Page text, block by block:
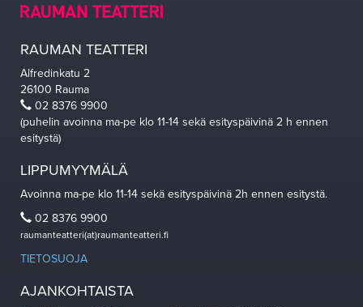
RAUMAN TEATTERI
Alfredinkatu 2
26100 Rauma
02 8376 9900
(puhelin avoinna ma-pe klo 11-14 sekä esityspäivinä 2 h ennen
esitystä)
LIPPUMYYMÄLÄ
Avoinna ma-pe klo 11-14 sekä esityspäivinä 2h ennen esitystä.
02 8376 9900
raumanteatteri(at)raumanteatteri.fi
TIETOSUOJA
AJANKOHTAISTA